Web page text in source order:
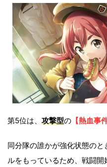
第5位は、 攻撃型の 【熱血事
同分隊の誰かが強化状態のと
ルをもっているため、戦闘開